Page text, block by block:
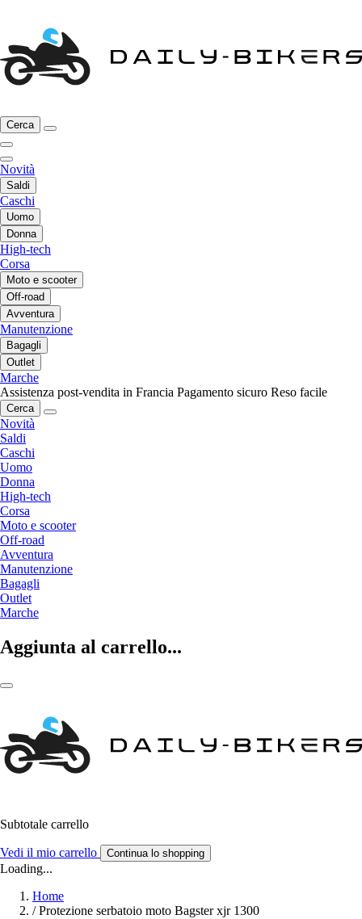
Cerca
Novità
Saldi
Caschi
Uomo
Donna
High-tech
Corsa
Moto e scooter
Off-road
Avventura
Manutenzione
Bagagli
Outlet
Marche
Assistenza post-vendita in Francia Pagamento sicuro Reso facile
Cerca
Novità
Saldi
Caschi
Uomo
Donna
High-tech
Corsa
Moto e scooter
Off-road
Avventura
Manutenzione
Bagagli
Outlet
Marche
Aggiunta al carrello...
Subtotale carrello
Vedi il mio carrello Continua lo shopping
Loading...
Home
/ Protezione serbatoio moto Bagster xjr 1300